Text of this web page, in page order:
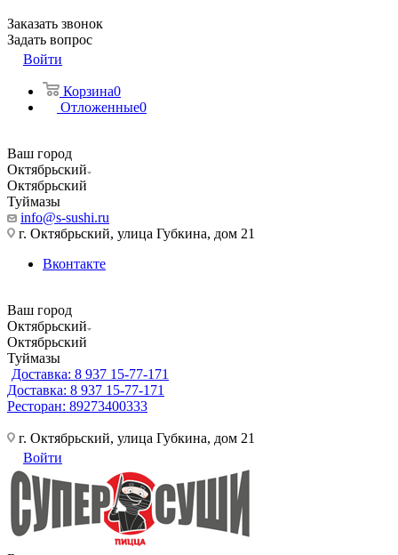
Заказать звонок
Задать вопрос
Войти
Корзина0
Отложенные0
Ваш город
Октябрьский
Октябрьский
Туймазы
info@s-sushi.ru
г. Октябрьский, улица Губкина, дом 21
Вконтакте
Ваш город
Октябрьский
Октябрьский
Туймазы
Доставка: 8 937 15-77-171
Доставка: 8 937 15-77-171
Ресторан: 89273400333
г. Октябрьский, улица Губкина, дом 21
Войти